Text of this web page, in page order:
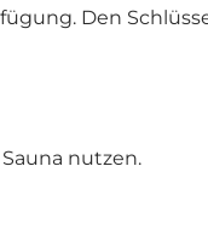
Den
nutzen.